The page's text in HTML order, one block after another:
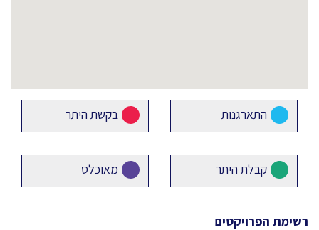
התארגנות בקשת היתר
קבלת היתר מאוכלס
רשימת הפרויקטים